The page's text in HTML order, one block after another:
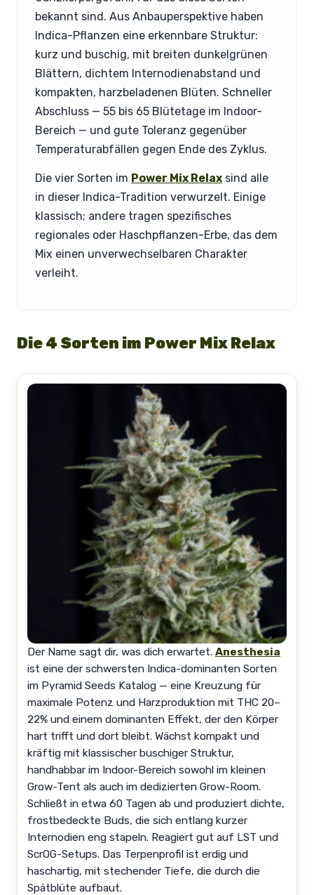
bekannt sind. Aus Anbauperspektive haben
Indica-Pflanzen eine erkennbare Struktur:
kurz und buschig, mit breiten dunkelgrünen
Blättern, dichtem Internodienabstand und
kompakten, harzbeladenen Blüten. Schneller
Abschluss — 55 bis 65 Blütetage im Indoor-
Bereich — und gute Toleranz gegenüber
Temperaturabfällen gegen Ende des Zyklus.
Die vier Sorten im Power Mix Relax sind alle
in dieser Indica-Tradition verwurzelt. Einige
klassisch; andere tragen spezifisches
regionales oder Haschpflanzen-Erbe, das dem
Mix einen unverwechselbaren Charakter
verleiht.
Die 4 Sorten im Power Mix Relax
Der Name sagt dir, was dich erwartet. Anesthesia
ist eine der schwersten Indica-dominanten Sorten
im Pyramid Seeds Katalog — eine Kreuzung für
maximale Potenz und Harzproduktion mit THC 20–
22% und einem dominanten Effekt, der den Körper
hart trifft und dort bleibt. Wächst kompakt und
kräftig mit klassischer buschiger Struktur,
handhabbar im Indoor-Bereich sowohl im kleinen
Grow-Tent als auch im dedizierten Grow-Room.
Schließt in etwa 60 Tagen ab und produziert dichte,
frostbedeckte Buds, die sich entlang kurzer
Internodien eng stapeln. Reagiert gut auf LST und
ScrOG-Setups. Das Terpenprofil ist erdig und
haschartig, mit stechender Tiefe, die durch die
Spätblüte aufbaut.